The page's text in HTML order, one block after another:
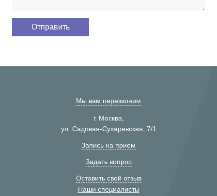
Мы вам перезвоним
г. Москва,
ул. Садовая-Сухаревская, 7/1
Запись на прием
Задать вопрос
Оставить свой отзыв
Наши специалисты